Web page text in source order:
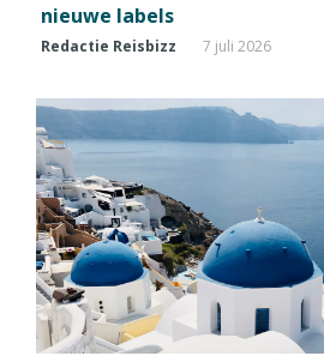
nieuwe labels
Redactie Reisbizz 7 juli 2026